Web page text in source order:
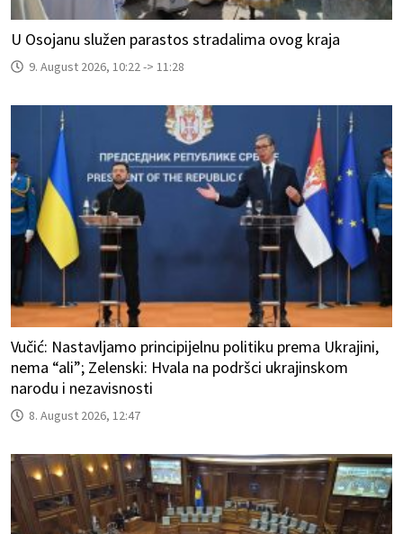
U Osojanu služen parastos stradalima ovog kraja
9. August 2026, 10:22 -> 11:28
Vučić: Nastavljamo principijelnu politiku prema Ukrajini,
nema “ali”; Zelenski: Hvala na podršci ukrajinskom
narodu i nezavisnosti
8. August 2026, 12:47